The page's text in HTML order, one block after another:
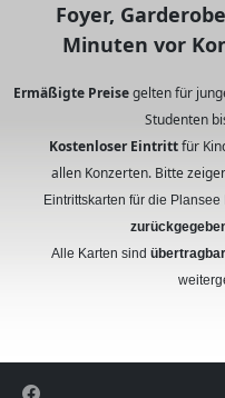
Foyer,
Minuten vor
Ermäßigte Preisegelten für
Studenten
Kostenloser Eintrittfür
allen Konzerten. Bitte
Eintrittskarten für die
Alle Karten sind übertragbar